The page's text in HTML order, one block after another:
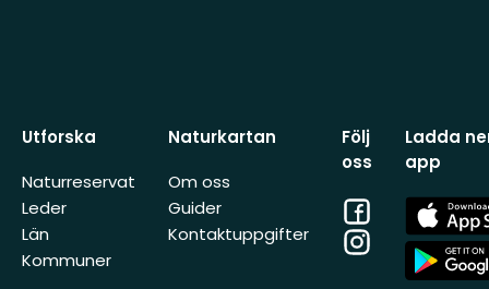
Utforska
Naturreservat
Leder
Län
Kommuner
Naturkartan
Om oss
Guider
Kontaktuppgifter
Följ
oss
Facebook
Instagram
Ladda
app
App
Store
App
Store